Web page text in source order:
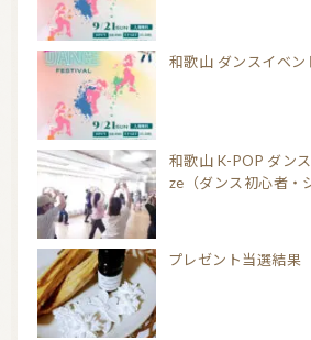
和歌山 ダンスイベ
和歌山 K-POP ダンスサークル：BoncheNi
ze（ダンス初心者・
プレゼント当選結果